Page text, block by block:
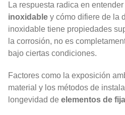
La respuesta radica en
inoxidable y cómo difiere de la
inoxidable tiene propiedades
la corrosión, no es
bajo ciertas condiciones.
Factores como la exposición
material y los métodos de
longevidad de elementos de